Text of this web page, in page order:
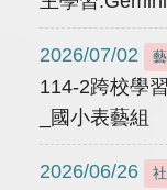
2026/07/02
114-2跨校學
_國小表藝組
2026/06/26